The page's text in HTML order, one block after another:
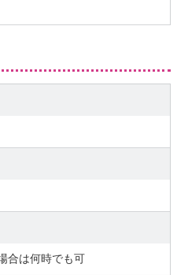
合は何時でも可